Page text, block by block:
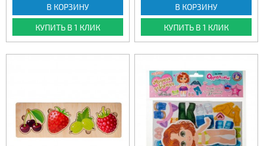
В КОРЗИНУ
КУПИТЬ В 1 КЛИК
В КОРЗИНУ
КУПИТЬ В 1 КЛИК